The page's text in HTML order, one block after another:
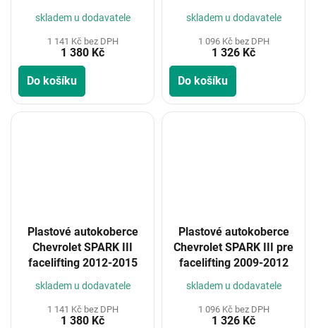
skladem u dodavatele
1 141 Kč bez DPH
1 380 Kč
Do košíku
skladem u dodavatele
1 096 Kč bez DPH
1 326 Kč
Do košíku
Plastové autokoberce
Chevrolet SPARK III
facelifting 2012-2015
skladem u dodavatele
1 141 Kč bez DPH
1 380 Kč
Plastové autokoberce
Chevrolet SPARK III pre
facelifting 2009-2012
skladem u dodavatele
1 096 Kč bez DPH
1 326 Kč